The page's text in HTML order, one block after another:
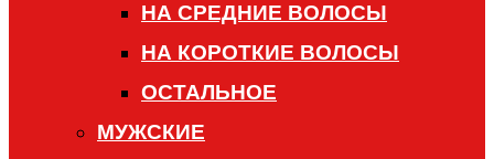
НА СРЕДНИЕ ВОЛОСЫ
НА КОРОТКИЕ ВОЛОСЫ
ОСТАЛЬНОЕ
МУЖСКИЕ